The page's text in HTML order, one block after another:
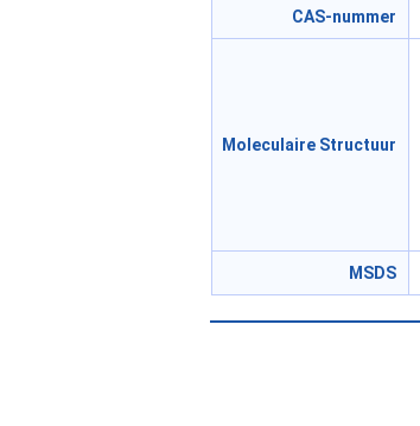
CAS-nummer
Moleculaire Structuur
MSDS